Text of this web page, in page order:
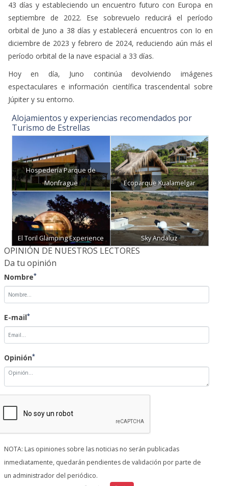
43 días y estableciendo un encuentro futuro con Europa en
septiembre de 2022. Ese sobrevuelo reducirá el período
orbital de Juno a 38 días y establecerá encuentros con Io en
diciembre de 2023 y febrero de 2024, reduciendo aún más el
período orbital de la nave espacial a 33 días.
Hoy en día, Juno continúa devolviendo imágenes
espectaculares e información científica trascendental sobre
Júpiter y su entorno.
Alojamientos y experiencias recomendados por
Turismo de Estrellas
Hospedería Parque de
Monfragüe
Ecoparque Kualamelgar
El Toril Glamping Experience Sky Andaluz
OPINIÓN DE NUESTROS LECTORES
Da tu opinión
Nombre*
E-mail*
Opinión*
NOTA: Las opiniones sobre las noticias no serán publicadas
inmediatamente, quedarán pendientes de validación por parte de
un administrador del periódico.